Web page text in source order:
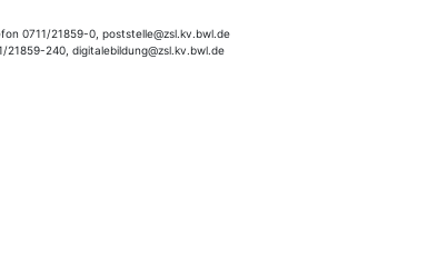
0711/21859-0, poststelle@zsl.kv.bwl.de
240, digitalebildung@zsl.kv.bwl.de